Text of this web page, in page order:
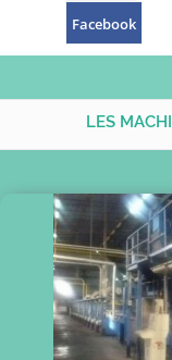
Facebook
LES